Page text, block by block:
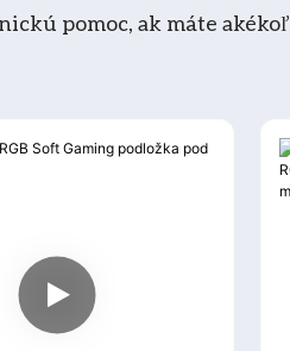
pomoc, ak máte